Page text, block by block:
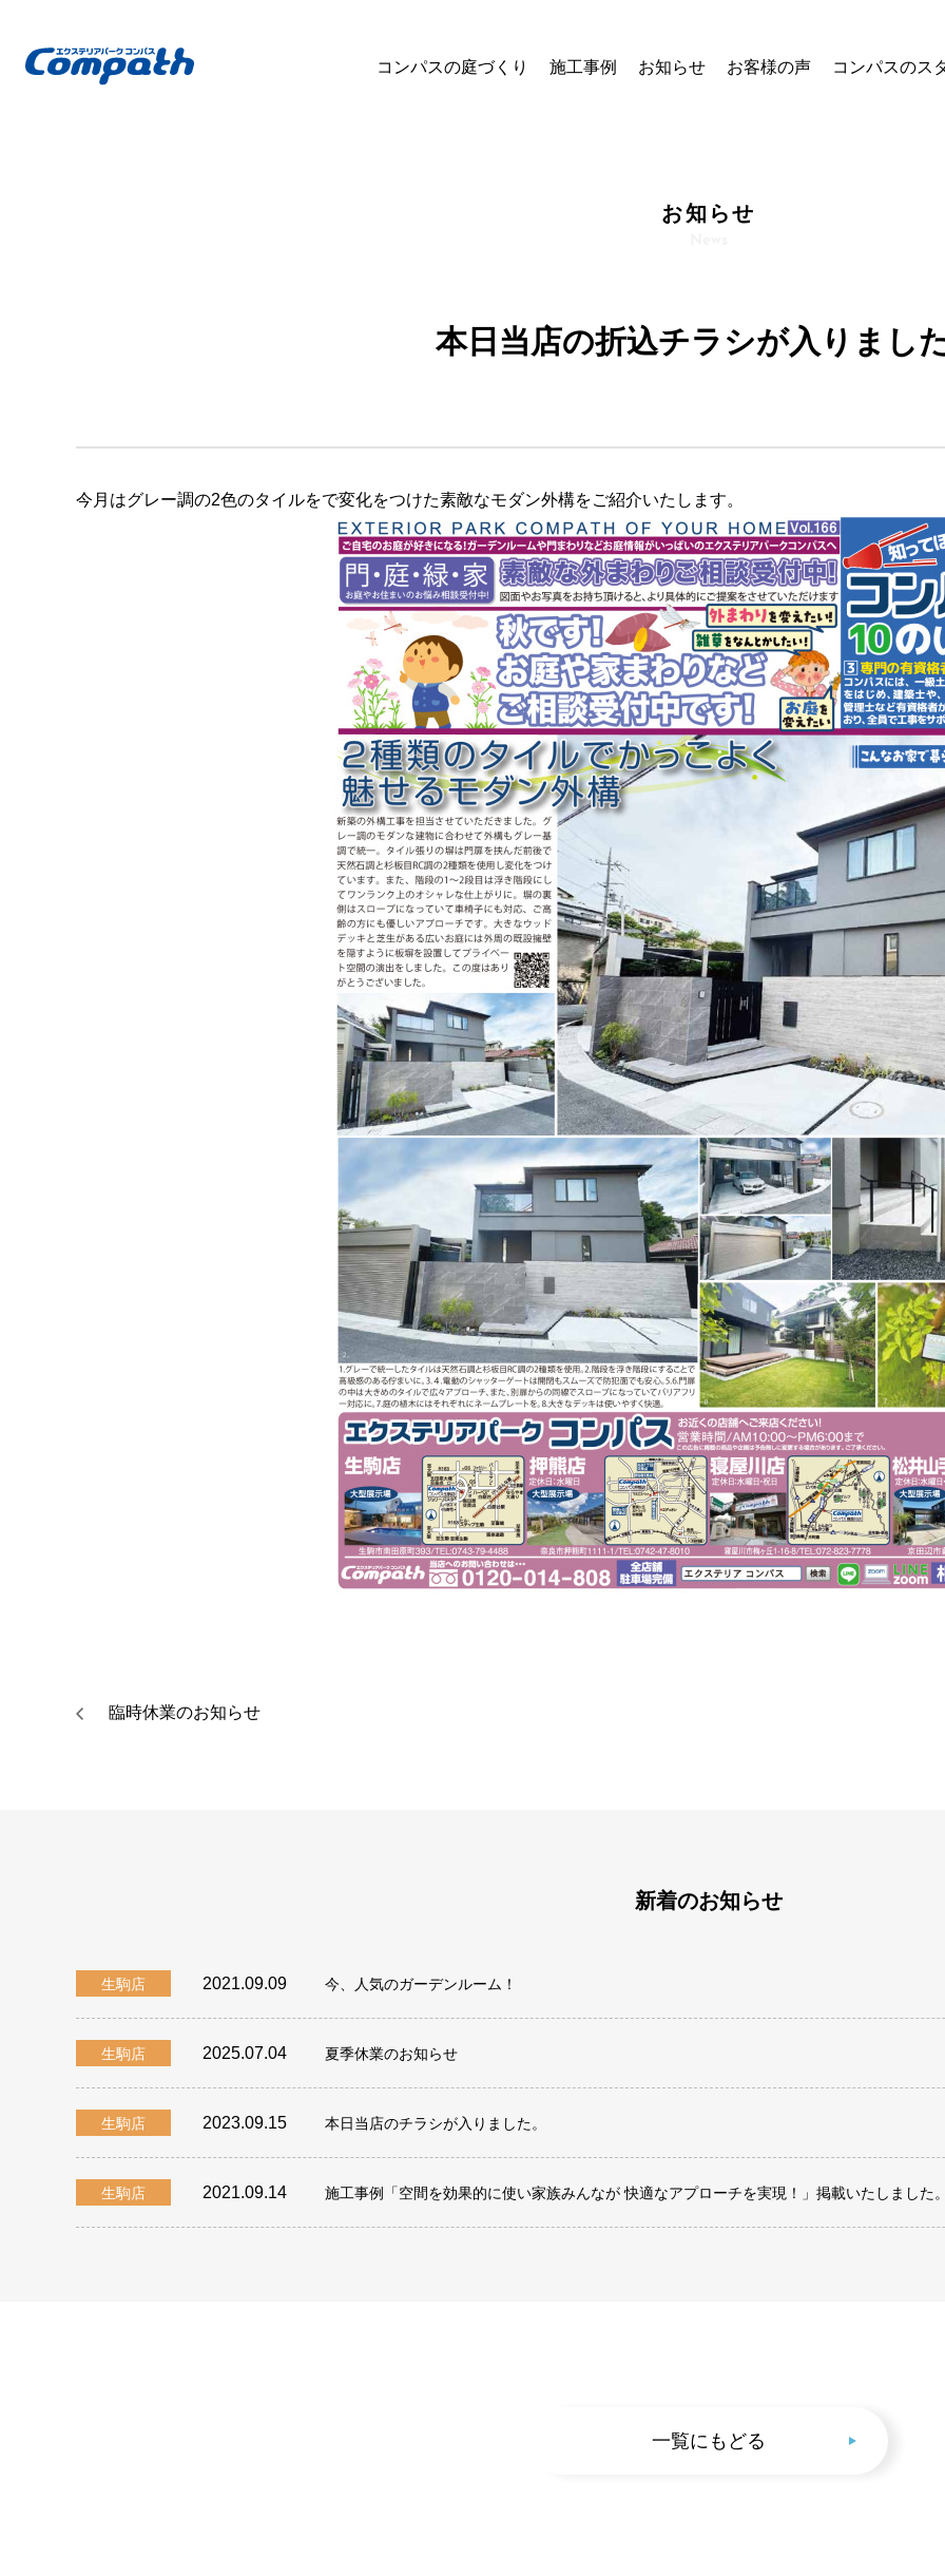
コンパスの庭づくり 施工事例 お知らせ お客様の声 コンパスのス
お知らせ
本日当店の折込チラシが入りまし
今月はグレー調の2色のタイルをで変化をつけた素敵なモダン外構をご紹介いたします。
臨時休業のお知らせ
新着のお知らせ
生駒店 2021.09.09 今、人気のガーデンルーム！
生駒店 2025.07.04 夏季休業のお知らせ
生駒店 2023.09.15 本日当店のチラシが入りました。
生駒店 2021.09.14 施工事例「空間を効果的に使い家族みんなが 快適なアプローチを実現！」掲載いたしました
一覧にもどる